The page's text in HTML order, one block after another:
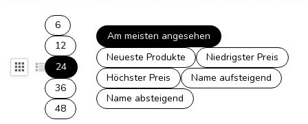
6
12
24
36
48
Am meisten angesehen
Neueste Produkte
Niedrigster Preis
Höchster Preis
Name aufsteigend
Name absteigend